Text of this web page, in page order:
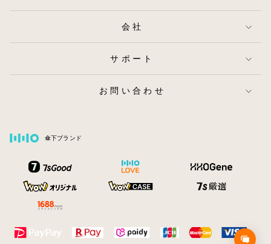
会社
サポート
お問い合わせ
傘下ブランド